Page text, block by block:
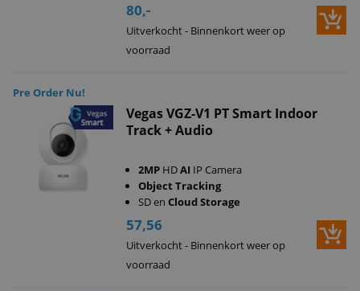
80,-
Uitverkocht - Binnenkort weer op
voorraad
Pre Order Nu!
Vegas VGZ-V1 PT Smart Indoor
Track + Audio
2MPHDAI IP Camera
Object Tracking
SD en Cloud Storage
57,56
Uitverkocht - Binnenkort weer op
voorraad